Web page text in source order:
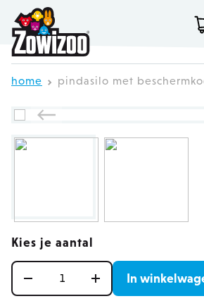
Ga direct door naar de inhoud
home pindasilo met
Kies je aantal
In